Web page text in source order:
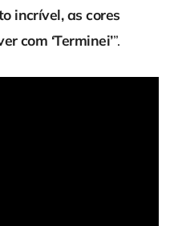
incrível, as cores
com ‘Terminei’”.